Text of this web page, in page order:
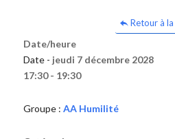
Retour à
Date/heure
Date - jeudi 7 décembre 2028
17:30 - 19:30
Groupe : AA Humilité